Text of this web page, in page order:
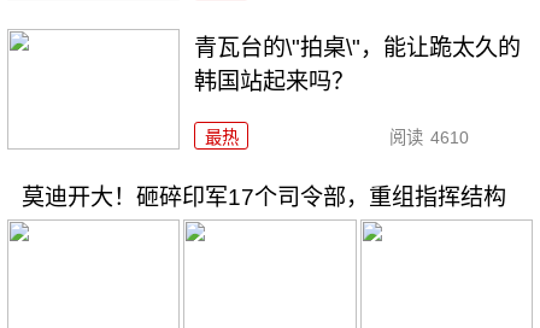
青瓦台的\"拍桌\"，能让跪太久的
韩国站起来吗？
最热 阅读 4610
莫迪开大！砸碎印军17个司令部，重组指挥结构